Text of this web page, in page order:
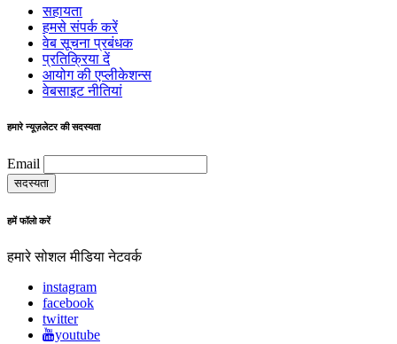
सहायता
हमसे संपर्क करें
वेब सूचना प्रबंधक
प्रतिक्रिया दें
आयोग की एप्लीकेशन्स
वेबसाइट नीतियां
हमारे न्यूज़लेटर की सदस्यता
Email
हमें फॉलो करें
हमारे सोशल मीडिया नेटवर्क
instagram
facebook
twitter
youtube